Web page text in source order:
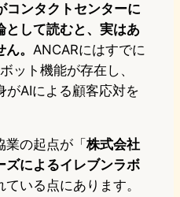
コンタクトセンターに
として読むと、実はあ
。 ANCARにはすでに
ット機能が存在し、
がAIによる顧客応対を
の起点が「 株式会社
ズによるイレブンラボ
ている点にあります。